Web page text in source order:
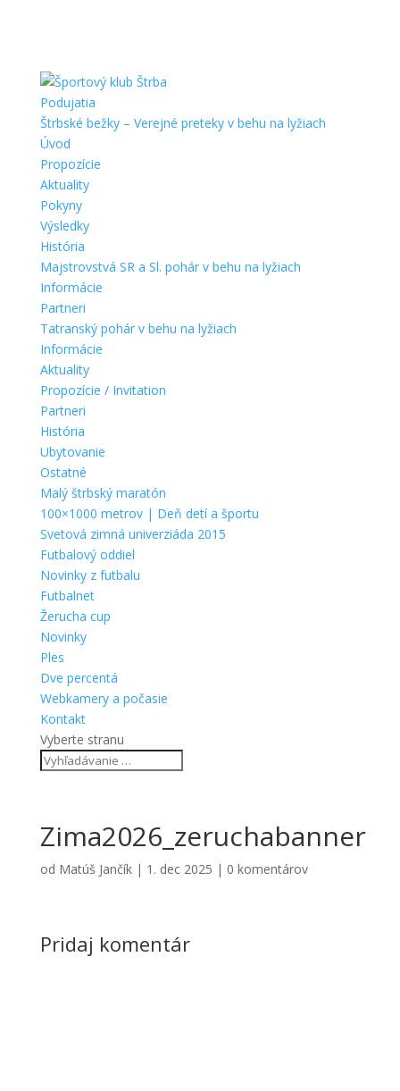
Podujatia
Štrbské bežky – Verejné preteky v behu na lyžiach
Úvod
Propozície
Aktuality
Pokyny
Výsledky
História
Majstrovstvá SR a Sl. pohár v behu na lyžiach
Informácie
Partneri
Tatranský pohár v behu na lyžiach
Informácie
Aktuality
Propozície / Invitation
Partneri
História
Ubytovanie
Ostatné
Malý štrbský maratón
100×1000 metrov | Deň detí a športu
Svetová zimná univerziáda 2015
Futbalový oddiel
Novinky z futbalu
Futbalnet
Žerucha cup
Novinky
Ples
Dve percentá
Webkamery a počasie
Kontakt
Vyberte stranu
Zima2026_zeruchabanner
od Matúš Jančík| 1. dec 2025 | 0 komentárov
Pridaj komentár